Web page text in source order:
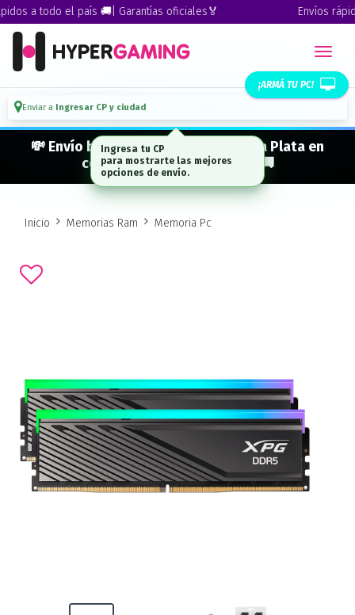
a todo el país 🚚| Garantías oficiales🏅 Envíos
¡ARMÁ TU PC!
Enviar a Ingresar CP y ciudad
💸 Envío bonificado a CABA · GBA · La Plata en
compras desde $ 300.000* 🚚
Inicio Memorias Ram Memoria Pc
Ingresa tu CP
para mostrarte las mejores
opciones de envío.